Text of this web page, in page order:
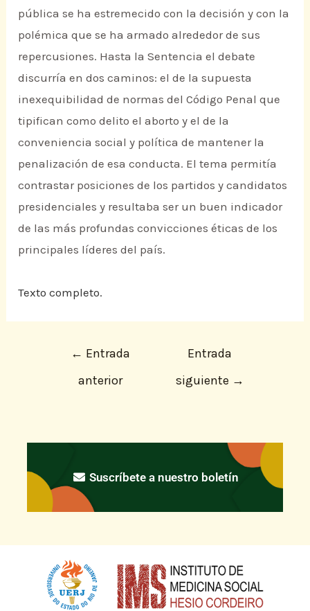
pública se ha estremecido con la decisión y con la
polémica que se ha armado alrededor de sus
repercusiones. Hasta la Sentencia el debate
discurría en dos caminos: el de la supuesta
inexequibilidad de normas del Código Penal que
tipifican como delito el aborto y el de la
conveniencia social y política de mantener la
penalización de esa conducta. El tema permitía
contrastar posiciones de los partidos y candidatos
presidenciales y resultaba ser un buen indicador
de las más profundas convicciones éticas de los
principales líderes del país.
Texto completo.
← Entrada
anterior
Entrada
siguiente →
Suscríbete a nuestro boletín